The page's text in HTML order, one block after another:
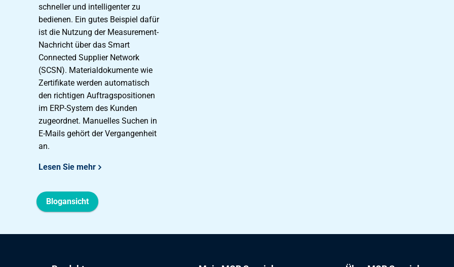
schneller und intelligenter zu
bedienen. Ein gutes Beispiel dafür
ist die Nutzung der Measurement-
Nachricht über das Smart
Connected Supplier Network
(SCSN). Materialdokumente wie
Zertifikate werden automatisch
den richtigen Auftragspositionen
im ERP-System des Kunden
zugeordnet. Manuelles Suchen in
E-Mails gehört der Vergangenheit
an.
Lesen Sie mehr
Blogansicht